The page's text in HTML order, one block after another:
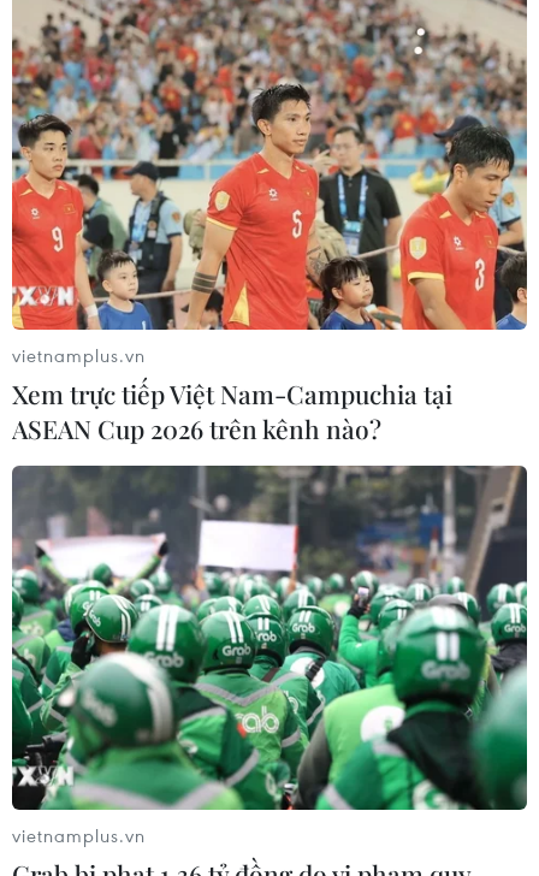
TIN CÙNG CHUYÊN MỤC
Bản Lồng - nơi văn hóa Mông hòa
nhịp cùng du lịch cộng đồng giữa
cổng trời Pha Đin
07/08/2026 08:31
Báo Argentina nói ngành vật liệu
công nghệ cao Việt Nam "hút" đầu tư
nước ngoài
05/08/2026 03:11
Nâng cao nhận thức về vai trò chủ
vietnamplus.vn
Xem trực tiếp Việt Nam-Campuchia tại
ASEAN Cup 2026 trên kênh nào?
vietnamplus.vn